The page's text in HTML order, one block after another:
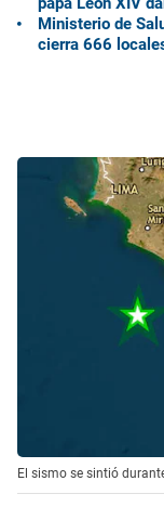
Ministerio de
cierra 666
El sismo se sintió